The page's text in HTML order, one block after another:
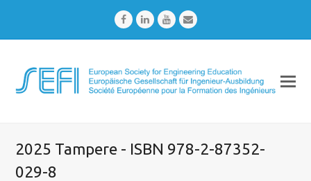
FacebookLinkedInYoutubeEmail
2025 Tampere - ISBN 978-2-87352-
029-8